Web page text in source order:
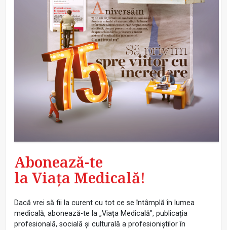
Abonează-te
la Viața Medicală!
Dacă vrei să fii la curent cu tot ce se întâmplă în lumea
medicală, abonează-te la „Viața Medicală”, publicația
profesională, socială și culturală a profesioniștilor în